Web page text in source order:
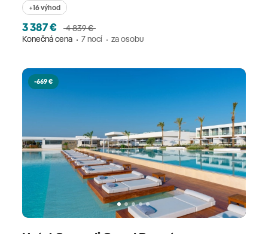
+16 výhod
3 387 €
4 839 €
Konečná cena
7 nocí za osobu
-669 €